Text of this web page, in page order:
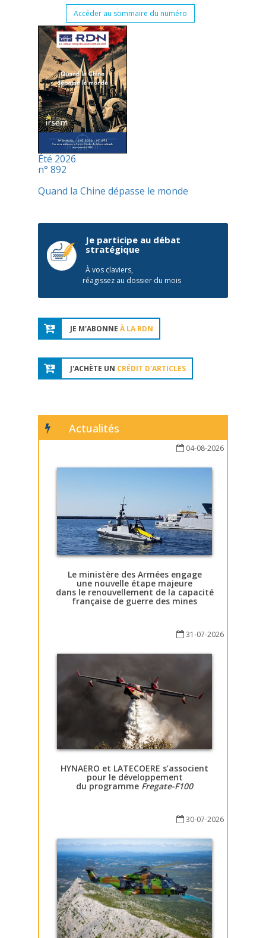
Accéder au sommaire du numéro
Été 2026
n° 892
Quand la Chine dépasse le monde
Je participe au débat
stratégique
À vos claviers,
réagissez au dossier du mois
JE M'ABONNE À LA RDN
J'ACHÈTE UN CRÉDIT D'ARTICLES
Actualités
04-08-2026
Le ministère des Armées engage
une nouvelle étape majeure
dans le renouvellement de la capacité
française de guerre des mines
31-07-2026
HYNAERO et LATECOERE s’associent
pour le développement
du programme Fregate-F100
30-07-2026